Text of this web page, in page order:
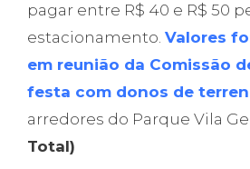
pagar entre R$ 40 e R$ 50
estacionamento. Valores
em reunião da Comissão
festa com donos de
arredores do Parque Vila
Total)